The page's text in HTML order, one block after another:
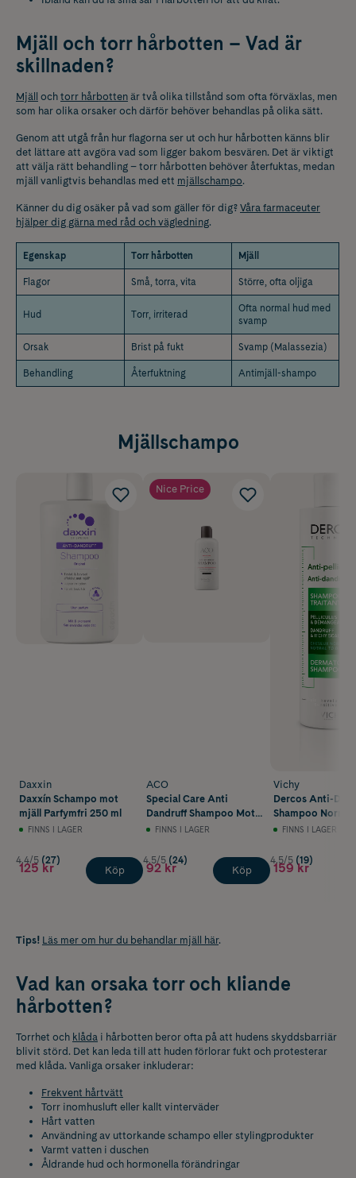
Mjäll och torr hårbotten – Vad är
skillnaden?
Mjäll och torr hårbotten är två olika tillstånd som ofta förväxlas, men
som har olika orsaker och därför behöver behandlas på olika sätt.
Genom att utgå från hur flagorna ser ut och hur hårbotten känns blir
det lättare att avgöra vad som ligger bakom besvären. Det är viktigt
att välja rätt behandling – torr hårbotten behöver återfuktas, medan
mjäll vanligtvis behandlas med ett mjällschampo.
Känner du dig osäker på vad som gäller för dig? Våra farmaceuter
hjälper dig gärna med råd och vägledning.
Egenskap Torr hårbotten Mjäll
Flagor Små, torra, vita Större, ofta oljiga
Hud Torr, irriterad
Ofta normal hud med
svamp
Orsak Brist på fukt Svamp (Malassezia)
Behandling Återfuktning Antimjäll-shampo
Mjällschampo
Daxxin
Daxxín Schampo mot
mjäll Parfymfri 250 ml
FINNS I LAGER
4.4/5 (27)
125 kr Köp
Nice Price
ACO
Special Care Anti
Dandruff Shampoo Mot
Mjäll 200 ml
FINNS I LAGER
4.5/5 (24)
92 kr Köp
Vichy
Dercos Anti-
Shampoo
Hår 200 ml
FINNS I LAGER
4.5/5 (19)
159 kr
Tips! Läs mer om hur du behandlar mjäll här.
Vad kan orsaka torr och kliande
hårbotten?
Torrhet och klåda i hårbotten beror ofta på att hudens skyddsbarriär
blivit störd. Det kan leda till att huden förlorar fukt och protesterar
med klåda. Vanliga orsaker inkluderar:
Frekvent hårtvätt
Torr inomhusluft eller kallt vinterväder
Hårt vatten
Användning av uttorkande schampo eller stylingprodukter
Varmt vatten i duschen
Åldrande hud och hormonella förändringar